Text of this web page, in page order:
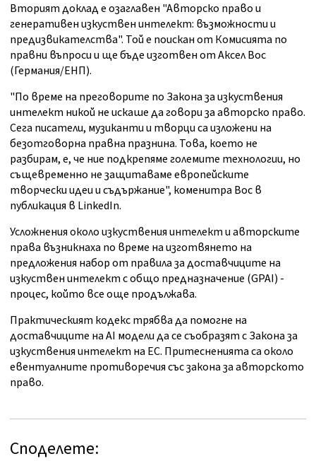
Вторият доклад е озаглавен "Авторско право и
генеративен изкуствен интелект: възможности и
предизвикателства". Той е поискан от Комисията по
правни въпроси и ще бъде изготвен от Аксел Вос
(Германия/ЕНП).
"По време на преговорите по Закона за изкуствения
интелект никой не искаше да говори за авторско право.
Сега писатели, музиканти и творци са изложени на
безотговорна правна празнина. Това, което не
разбирам, е, че ние подкрепяме големите технологии, но
същевременно не защитаваме европейските
творчески идеи и съдържание", коменитра Вос в
публикация в LinkedIn.
Усложнения около изкуствения интелект и авторските
права възникнаха по време на изготвянето на
предложения набор от правила за доставчиците на
изкуствен интелект с общо предназначение (GPAI) -
процес, който все още продължава.
Практическият кодекс трябва да помогне на
доставчиците на AI модели да се съобразят с Закона за
изкуствения интелект на ЕС. Притесненията са около
евентуалните противоречия със закона за авторското
право.
Споделете: